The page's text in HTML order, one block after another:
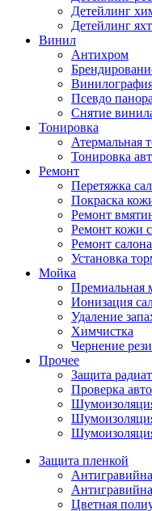
Детейлинг
Детейлинг
Винил
Антихром
Псевдо
Снятие
Тонировка
Атермальная
Тонировка
Ремонт
Перетяжка
Покраска
Ремонт
Ремонт кожи
Ремонт салона
Установка
Мойка
Премиальная
Ионизация
Удаление
Химчистка
Чернение
Прочее
Защита
Проверка
Защита пленкой
Цветная